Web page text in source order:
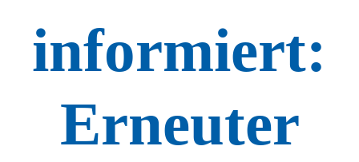
informiert:
Erneuter